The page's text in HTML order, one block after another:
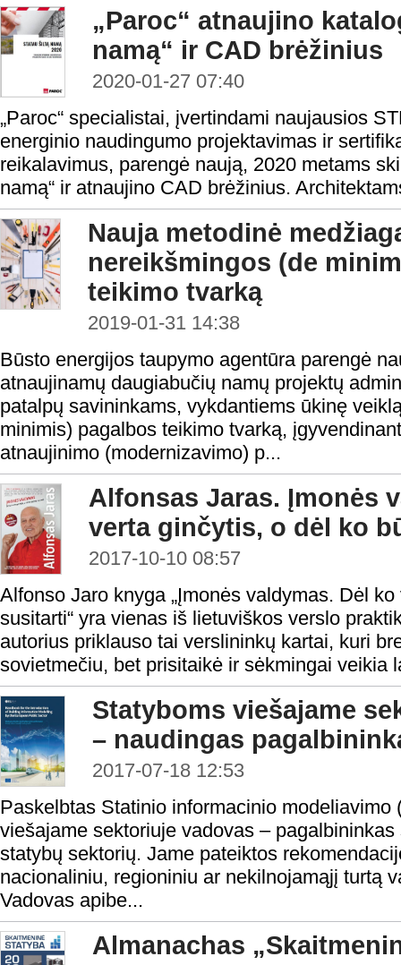
„Paroc“ atnaujino
namą“ ir CAD brėžinius
2020-01-27 07:40
„Paroc“ specialistai, įvertindami naujausios
energinio naudingumo projektavimas ir
reikalavimus, parengė naują, 2020 metams
namą“ ir atnaujino CAD brėžinius.
Nauja metodinė
nereikšmingos (de
teikimo tvarką
2019-01-31 14:38
Būsto energijos taupymo agentūra parengė
atnaujinamų daugiabučių namų projektų
patalpų savininkams, vykdantiems ūkinę
minimis) pagalbos teikimo tvarką,
atnaujinimo (modernizavimo) p...
Alfonsas Jaras. Įmonės
verta ginčytis, o dėl ko
2017-10-10 08:57
Alfonso Jaro knyga „Įmonės valdymas. Dėl
susitarti“ yra vienas iš lietuviškos verslo
autorius priklauso tai verslininkų kartai, kuri
sovietmečiu, bet prisitaikė ir sėkmingai veikia
Statyboms viešajame
– naudingas
2017-07-18 12:53
Paskelbtas Statinio informacinio modeliavimo
viešajame sektoriuje vadovas –
statybų sektorių. Jame pateiktos
nacionaliniu, regioniniu ar nekilnojamąjį turtą
Vadovas apibe...
Almanachas